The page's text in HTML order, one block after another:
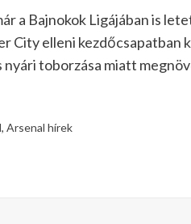
a Bajnokok Ligájában is
City elleni kezdőcsapatban
nyári toborzása miatt
, Arsenal hírek